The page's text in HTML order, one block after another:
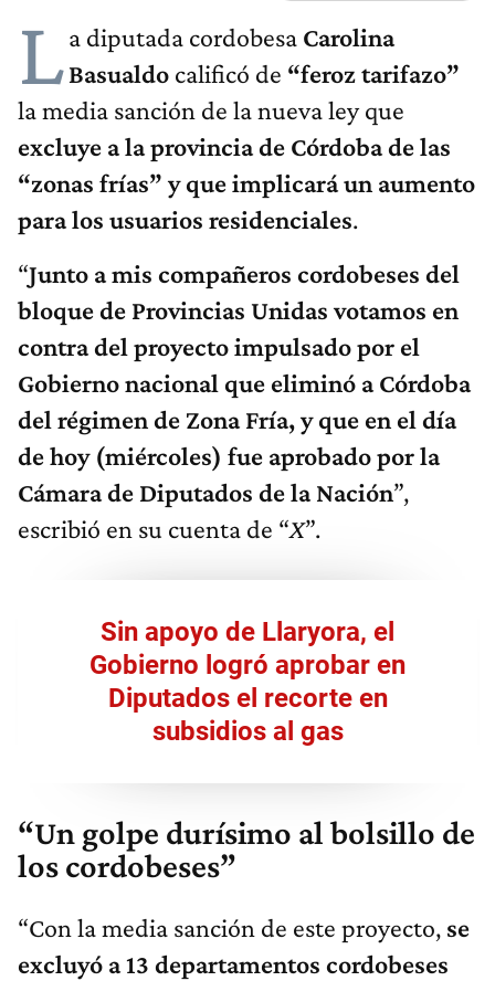
La diputada cordobesa Carolina
Basualdo calificó de “feroz tarifazo”
la media sanción de la nueva ley que
excluye a la provincia de Córdoba de las
“zonas frías” y que implicará un aumento
para los usuarios residenciales.
“Junto a mis compañeros cordobeses del
bloque de Provincias Unidasvotamos en
contra del proyecto impulsado por el
Gobiernonacional que eliminó a Córdoba
del régimen de Zona Fría, y que en el día
de hoy (miércoles) fue aprobado por la
Cámara de Diputados de la Nación”,
escribió en su cuenta de “X”.
Sin apoyo de Llaryora, el
Gobierno logró aprobar en
Diputados el recorte en
subsidios al gas
“Un golpe durísimo al bolsillo de
los cordobeses”
“Con la media sanción de este proyecto, se
excluyó a 13 departamentos cordobeses